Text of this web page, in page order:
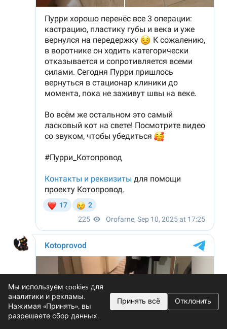
Мы используем cookies для
аналитики и рекламы.
Нажимая «Принять», вы
разрешаете сбор данных.
Принять всё Отклонить